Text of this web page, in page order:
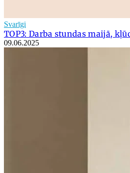
Svarīgi
TOP3: Darba stundas maijā,
09.06.2025